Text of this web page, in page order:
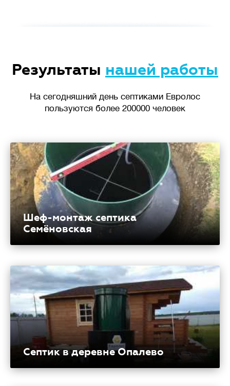
Результаты нашей работы
На сегодняшний день септиками Евролос
пользуются более 200000 человек
Шеф-монтаж септика
Семёновская
Септик в деревне Опалево